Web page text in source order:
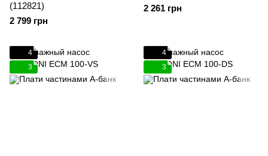
(112821)
2 799 грн
2 261 грн
4
3
4
3